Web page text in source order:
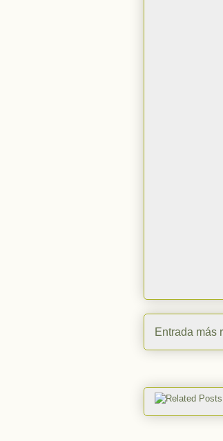
Entrada más